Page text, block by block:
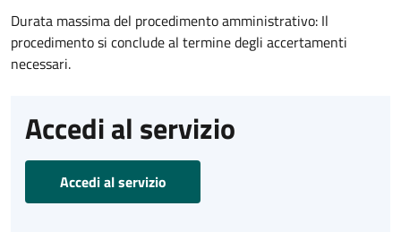
Durata massima del procedimento amministrativo: Il
procedimento si conclude al termine degli accertamenti
necessari.
Accedi al servizio
Accedi al servizio